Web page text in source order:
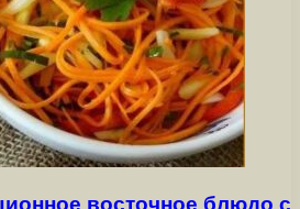
восточное блюдо с